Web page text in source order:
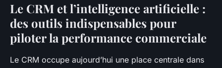
Le CRM et l’intelligence artificielle :
des outils indispensables pour
piloter la performance commerciale
Le CRM occupe aujourd’hui une place centrale dans